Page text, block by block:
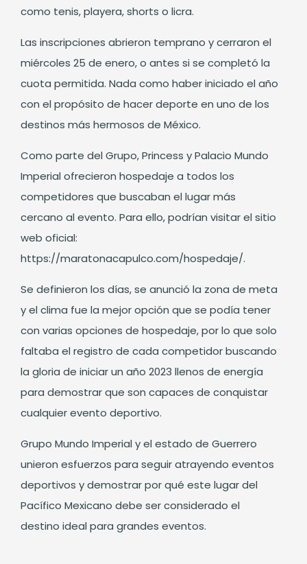
como tenis, playera, shorts o licra.
Las inscripciones abrieron temprano y cerraron el
miércoles 25 de enero, o antes si se completó la
cuota permitida. Nada como haber iniciado el año
con el propósito de hacer deporte en uno de los
destinos más hermosos de México.
Como parte del Grupo, Princess y Palacio Mundo
Imperial ofrecieron hospedaje a todos los
competidores que buscaban el lugar más
cercano al evento. Para ello, podrían visitar el sitio
web oficial:
https://maratonacapulco.com/hospedaje/.
Se definieron los días, se anunció la zona de meta
y el clima fue la mejor opción que se podía tener
con varias opciones de hospedaje, por lo que solo
faltaba el registro de cada competidor buscando
la gloria de iniciar un año 2023 llenos de energía
para demostrar que son capaces de conquistar
cualquier evento deportivo.
Grupo Mundo Imperial y el estado de Guerrero
unieron esfuerzos para seguir atrayendo eventos
deportivos y demostrar por qué este lugar del
Pacífico Mexicano debe ser considerado el
destino ideal para grandes eventos.